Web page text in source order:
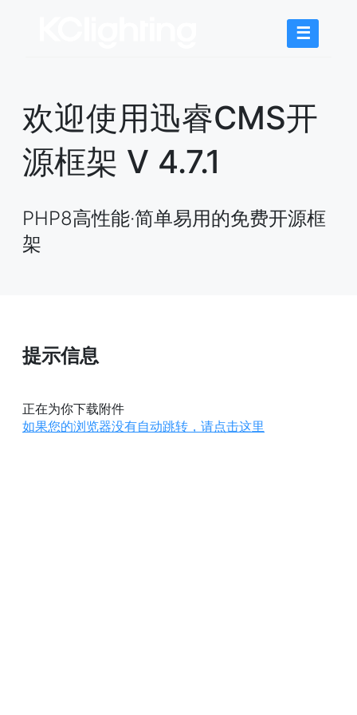
☰
欢迎使用迅睿CMS开
源框架 V 4.7.1
PHP8高性能·简单易用的免费开源框
架
提示信息
正在为你下载附件
如果您的浏览器没有自动跳转，请点击这里